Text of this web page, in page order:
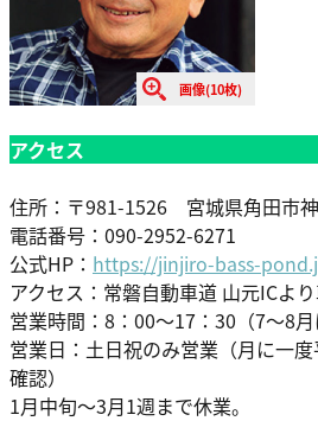
画像(10枚)
アクセス
住所：〒981-1526 宮城県角田市
電話番号：090-2952-6271
公式HP： https://jinjiro-bass-
アクセス：常磐自動車道 山元ICよ
営業時間：8：00～17：30（7～8月
営業日：土日祝のみ営業（月に一
確認）
1月中旬～3月1週まで休業。